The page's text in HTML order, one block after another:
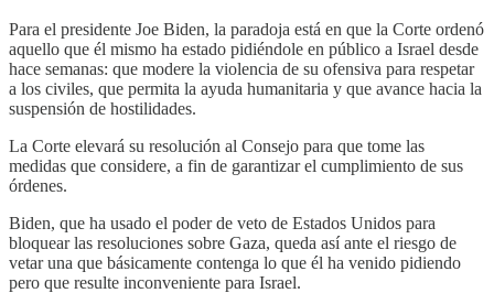
Para el presidente Joe Biden, la paradoja está en que la Corte ordenó
aquello que él mismo ha estado pidiéndole en público a Israel desde
hace semanas: que modere la violencia de su ofensiva para respetar
a los civiles, que permita la ayuda humanitaria y que avance hacia la
suspensión de hostilidades.
La Corte elevará su resolución al Consejo para que tome las
medidas que considere, a fin de garantizar el cumplimiento de sus
órdenes.
Biden, que ha usado el poder de veto de Estados Unidos para
bloquear las resoluciones sobre Gaza, queda así ante el riesgo de
vetar una que básicamente contenga lo que él ha venido pidiendo
pero que resulte inconveniente para Israel.